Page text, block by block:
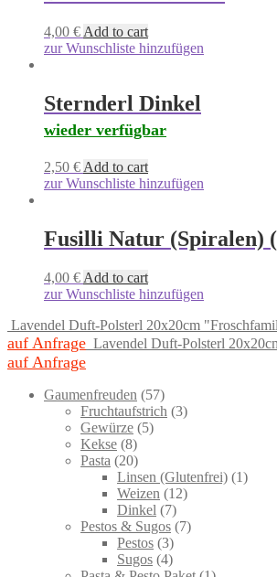
4,00 € Add to cart
zur Wunschliste hinzufügen
Sternderl Dinkel
wieder verfügbar
2,50 € Add to cart
zur Wunschliste hinzufügen
Fusilli Natur (Spiralen)
4,00 € Add to cart
zur Wunschliste hinzufügen
Lavendel Duft-Polsterl 20x20cm
auf Anfrage Lavendel Duft-Polsterl
auf Anfrage
Gaumenfreuden 5757
products
Fruchtaufstrich 33
Gewürze 55
Kekse 88
products
Pasta 2020
products
Linsen (Glutenfrei) 11
Weizen 1212
Dinkel 77
products
Pestos & Sugos 77
Pestos 33
products
Sugos 44